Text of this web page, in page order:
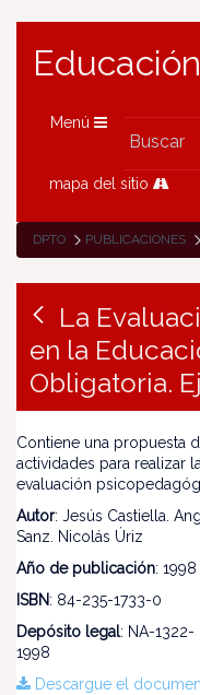
Menú
mapa del sitio
DPTO PUBLICACIONES
La
en la
Obligatoria.
Contiene una propuesta
actividades para realizar la
evaluación
Autor: Jesús Castiella.
Sanz. Nicolás Úriz
Año de publicación: 1998
ISBN: 84-235-1733-0
Depósito legal: NA-1322-
1998
Descargue el